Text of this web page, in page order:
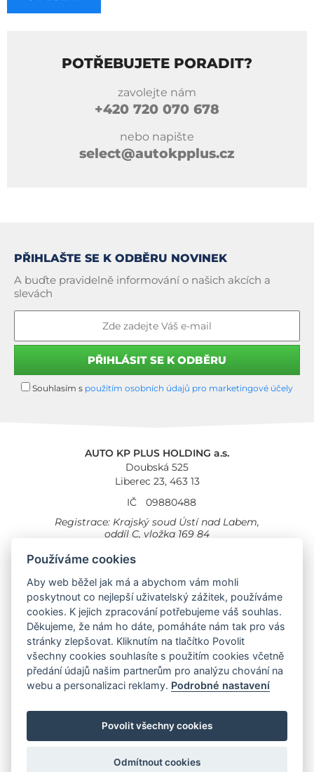
POTŘEBUJETE PORADIT?
zavolejte nám
+420 720 070 678
nebo napište
select@autokpplus.cz
PŘIHLAŠTE SE K ODBĚRU NOVINEK
A buďte pravidelně informování o našich akcích a
slevách
Souhlasím s použitím osobních údajů pro marketingové účely
AUTO KP PLUS HOLDING a.s.
Doubská 525
Liberec 23, 463 13
IČ
09880488
Registrace: Krajský soud Ústí nad Labem,
oddíl C, vložka 169 84
Cookies Všeobecné obchodní podmínky
Provozovna Toyota
Londýnská 558
Liberec, 460 01
Provozovna Toyota Professional
Doubská 660,
Liberec 463 12
Auto KP Plus:
Toyota Opel Jeep Hyundai
Používáme cookies
Aby web běžel jak má a abychom vám mohli
poskytnout co nejlepší uživatelský zážitek, používáme
cookies. K jejich zpracování potřebujeme váš souhlas.
Děkujeme, že nám ho dáte, pomáháte nám tak pro vás
stránky zlepšovat. Kliknutím na tlačítko Povolit
všechny cookies souhlasíte s použitím cookies včetně
předání údajů našim partnerům pro analýzu chování na
webu a personalizaci reklamy. Podrobné nastavení
Povolit všechny cookies
Odmítnout cookies